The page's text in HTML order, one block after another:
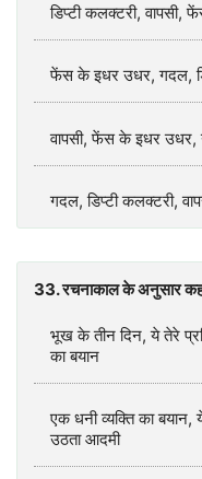
डिप्टी कलक्टरी,
फेंस के इधर उधर, गदल,
वापसी, फेंस के इधर उधर,
गदल, डिप्टी कलक्टरी,
33. रचनाकाल के अनुसार
भूख के तीन दिन, ये तेरे
का बयान
एक धनी व्यक्ति का
उठता आदमी